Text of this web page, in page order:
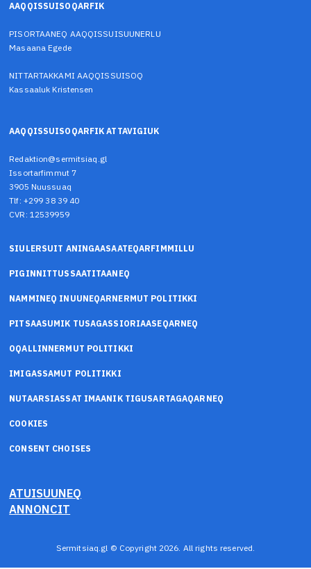
AAQQISSUISOQARFIK
PISORTAANEQ AAQQISSUISUUNERLU
Masaana Egede
NITTARTAKKAMI AAQQISSUISOQ
Kassaaluk Kristensen
AAQQISSUISOQARFIK ATTAVIGIUK
Redaktion@sermitsiaq.gl
Issortarfimmut 7
3905 Nuussuaq
Tlf: +299 38 39 40
CVR: 12539959
SIULERSUIT ANINGAASAATEQARFIMMILLU
PIGINNITTUSSAATITAANEQ
NAMMINEQ INUUNEQARNERMUT POLITIKKI
PITSAASUMIK TUSAGASSIORIAASEQARNEQ
OQALLINNERMUT POLITIKKI
IMIGASSAMUT POLITIKKI
NUTAARSIASSAT IMAANIK TIGUSARTAGAQARNEQ
COOKIES
CONSENT CHOISES
ATUISUUNEQ
ANNONCIT
Sermitsiaq.gl © Copyright 2026. All rights reserved.